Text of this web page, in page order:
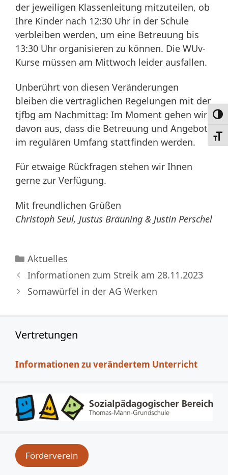
der jeweiligen Klassenleitung mitzuteilen, ob
Ihre Kinder nach 12:30 Uhr in der Schule
verbleiben werden, um eine Betreuung bis
13:30 Uhr organisieren zu können. Die WUv-
Kurse müssen am Mittwoch leider ausfallen.
Unberührt von diesen Veränderungen
bleiben die vertraglichen Regelungen mit der
tjfbg am Nachmittag: Im Moment gehen wir
davon aus, dass die Betreuung und Angebote
im regulären Umfang stattfinden werden.
Für etwaige Rückfragen stehen wir Ihnen
gerne zur Verfügung.
Mit freundlichen Grüßen
Christoph Seul, Justus Bräuning & Justin Perschel
Kategorien
Aktuelles
Informationen zum Streik am 28.11.2023
Somawürfel in der AG Werken
Vertretungen
Informationen zu verändertem Unterricht
Förderverein